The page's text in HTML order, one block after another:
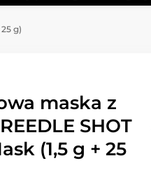
g)
maska z
SHOT
(1,5 g + 25